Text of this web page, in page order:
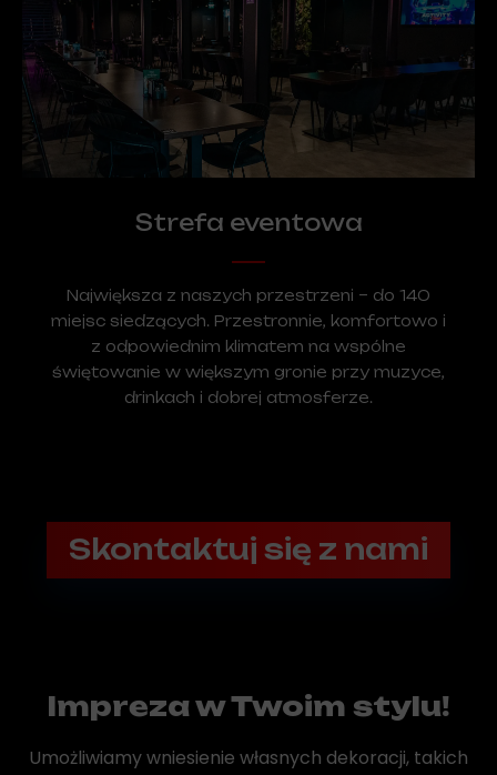
Strefa eventowa
Największa z naszych przestrzeni – do 140
miejsc siedzących. Przestronnie, komfortowo i
z odpowiednim klimatem na wspólne
świętowanie w większym gronie przy muzyce,
drinkach i dobrej atmosferze.
Skontaktuj się z nami
Impreza w Twoim stylu!
Umożliwiamy wniesienie własnych dekoracji, takich